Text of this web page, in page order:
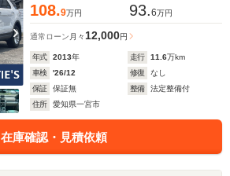
108.9万円 93.6万円
通常ローン 月々 12,000円
年式 2013年 走行 11.6万km
車検
'26/12 修復
なし
保証
保証無 整備
法定整備付
住所
愛知県一宮市
在庫確認・見積依頼